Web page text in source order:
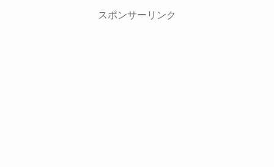
スポンサーリンク